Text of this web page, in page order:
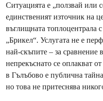
Ситуацията е „ползвай или
единственият източник на
въглищната топлоцентрала
„Брикел“. Услугата не е
най-скъпите – за сравнение
непрекъснато се оплакват
в Гълъбово е публична
но това не притеснява